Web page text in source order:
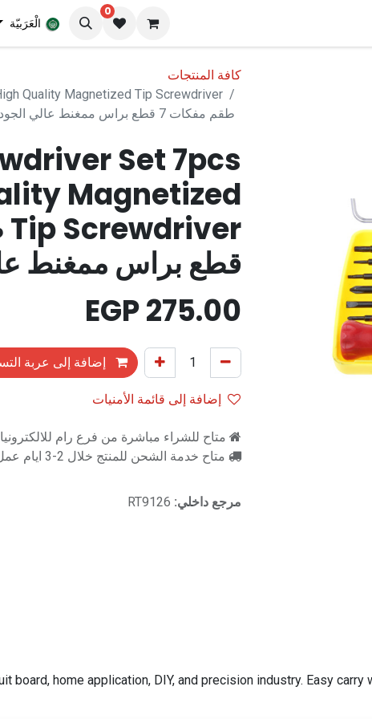
0
الْعَرَبيّة
كافة المنتجات
Quality Magnetized Tip Screwdriver
طقم مفكات 7 قطع براس ممغنط عالي الجودة
Set 7pcs
Magnetized
قطع براس ممغنط
275.00
إضافة إلى عربة
إضافة إلى قائمة الأمنيات
متاح للشراء مباشرة من فرع رام
متاح خدمة الشحن للمنتج خلال 2-3 ايام عمل
مرجع داخلي: RT9126
board, home application, DIY, and precision industry. ​Easy